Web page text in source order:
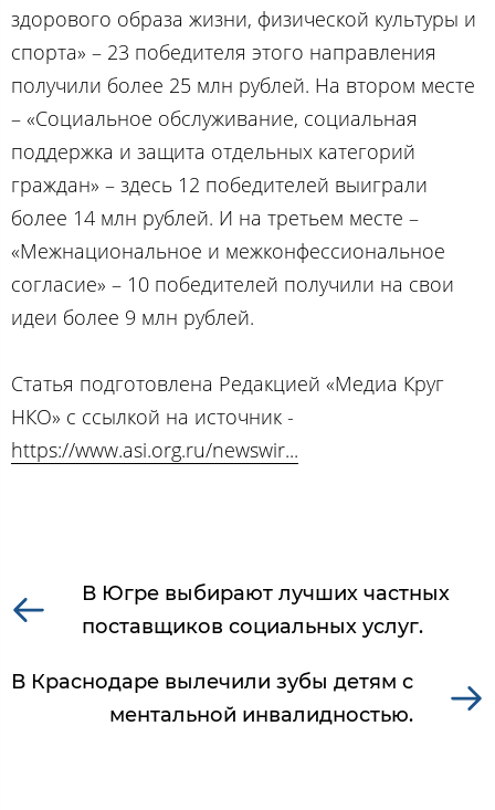
здорового образа жизни, физической культуры и
спорта» – 23 победителя этого направления
получили более 25 млн рублей. На втором месте
– «Социальное обслуживание, социальная
поддержка и защита отдельных категорий
граждан» – здесь 12 победителей выиграли
более 14 млн рублей. И на третьем месте –
«Межнациональное и межконфессиональное
согласие» – 10 победителей получили на свои
идеи более 9 млн рублей.
Статья подготовлена Редакцией «Медиа Круг
НКО» с ссылкой на источник -
https://www.asi.org.ru/newswir...
В Югре выбирают лучших частных
поставщиков социальных услуг.
В Краснодаре вылечили зубы детям с
ментальной инвалидностью.